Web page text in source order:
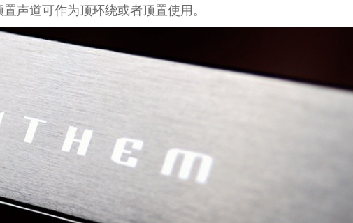
声道可作为顶环绕或者顶置使用。